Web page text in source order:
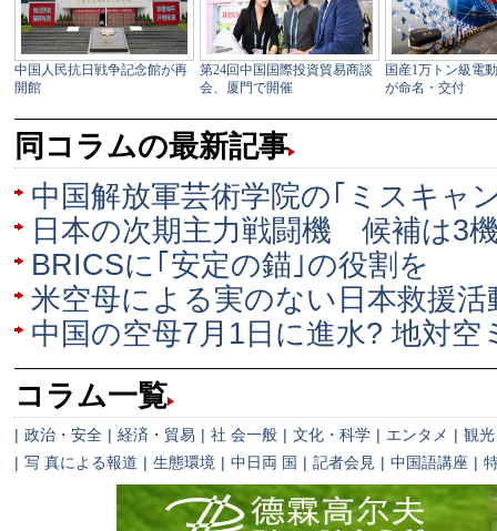
同コラムの最新記事
中国解放軍芸術学院の｢ミスキャ
日本の次期主力戦闘機 候補は3
BRICSに｢安定の錨｣の役割を
米空母による実のない日本救援活
中国の空母7月1日に進水? 地対空
コラム一覧
| 政治・安全 | 経済・貿易 | 社 会一般 | 文化・科学 | エンタメ | 観光
| 写 真による報道 | 生態環境 | 中日両 国 | 記者会見 | 中国語講座 |